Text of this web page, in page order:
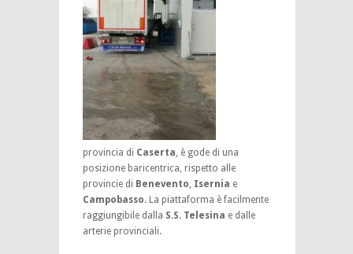
provincia di Caserta, è gode di una
posizione baricentrica, rispetto alle
provincie di Benevento, Isernia e
Campobasso. La piattaforma è facilmente
raggiungibile dalla S.S. Telesina e dalle
arterie provinciali.